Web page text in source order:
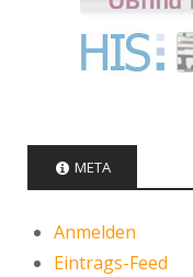
META
Anmelden
Eintrags-Feed